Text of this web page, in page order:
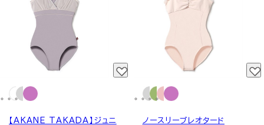
【AKANE TAKADA】ジュニ
ノースリーブレオタード